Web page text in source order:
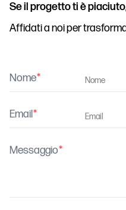
Se il progetto ti è
Affidati a noi per
Nome
Email
Messaggio